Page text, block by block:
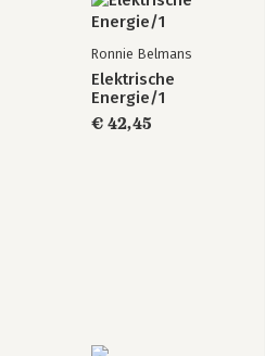
Ronnie Belmans
Elektrische
Energie/1
€ 42,45